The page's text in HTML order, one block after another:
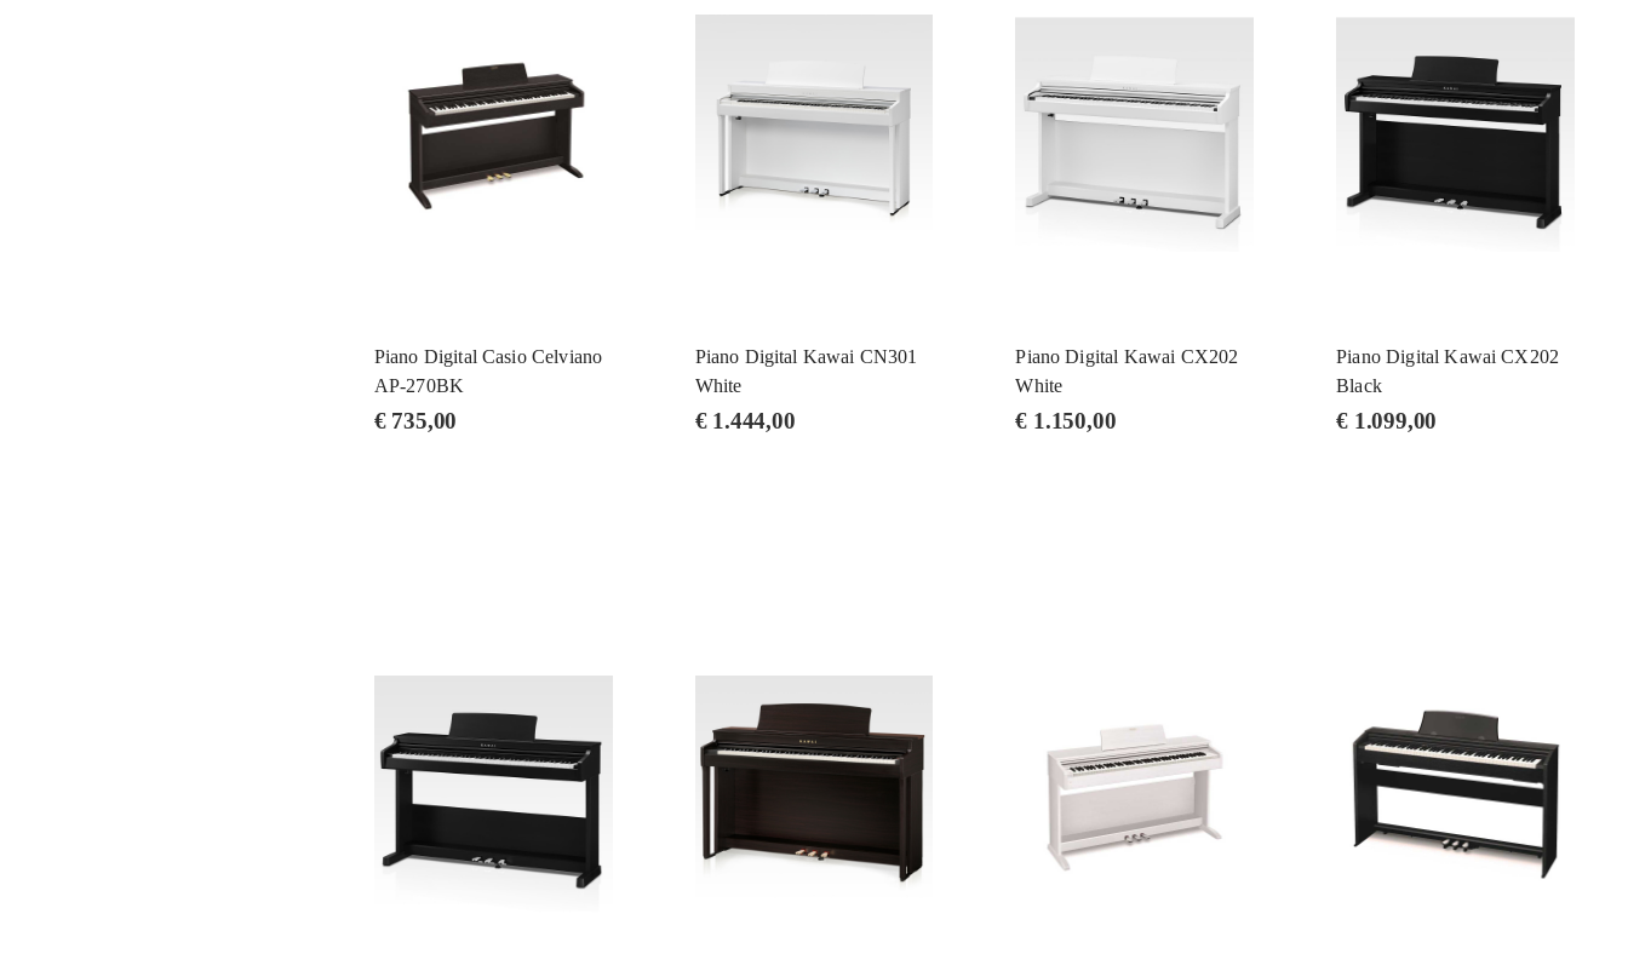
Piano Digital Casio Celviano
AP-270BK
€735,00
Piano Digital Kawai CN301
White
€1.444,00
Piano Digital Kawai CX202
White
€ 1.150,00
Piano Digital Kawai CX202
Black
€ 1.099,00